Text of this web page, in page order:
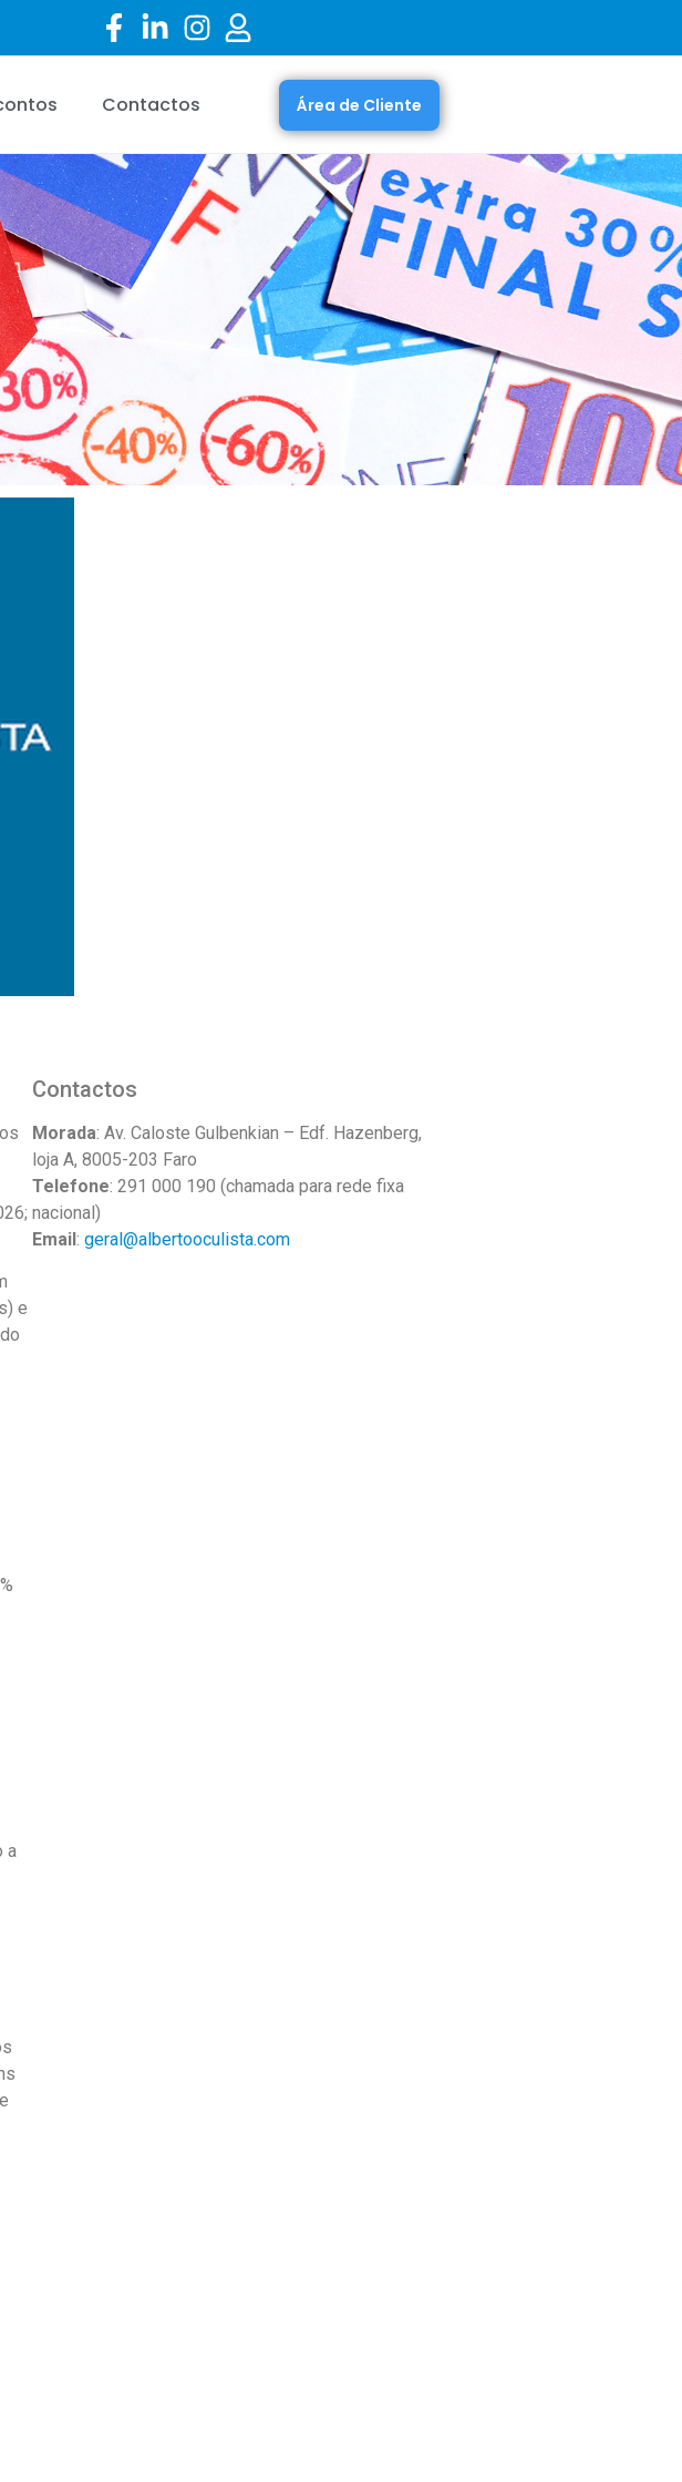
Contactos Área de Cliente
e
a
Contactos
Morada: Av. Caloste Gulbenkian – Edf. Hazenberg,
loja A, 8005-203 Faro
Telefone: 291 000 190 (chamada para rede fixa
nacional)
Email: geral@albertooculista.com